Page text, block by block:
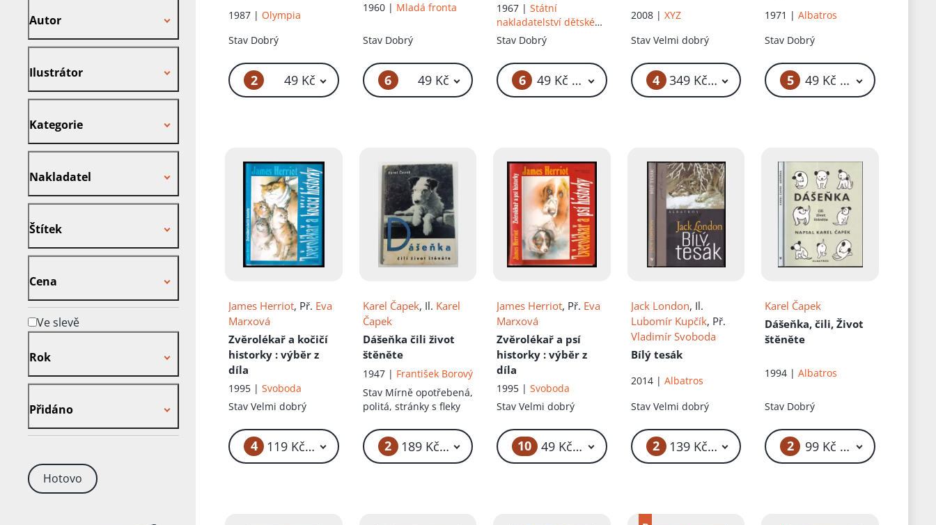
Autor
Ilustrátor
Kategorie
Nakladatel
Štítek
Cena
Ve slevě
Rok
Přidáno
Hotovo
1987 |Olympia
Stav Dobrý
2 49 Kč
1960 | Mladá fronta
Stav Dobrý
6 49 Kč
1967 |Státní
nakladatelství dětské
knihy
Stav Dobrý
6 49 Kč – 59 Kč
2008 | XYZ
Stav Velmi dobrý
4 349 Kč – 499 Kč
1971 |Albatros
Stav Dobrý
5 49 Kč – 59 Kč
James Herriot, Př. Eva
Marxová
Zvěrolékař a kočičí
historky : výběr z
díla
1995 |Svoboda
StavVelmi dobrý
4 119 Kč – 129 Kč
Karel Čapek, Il. Karel
Čapek
Dášeňka čili život
štěněte
1947 | František Borový
Stav Mírně opotřebená,
politá, stránky s fleky
2 189 Kč – 259 Kč
James Herriot, Př. Eva
Marxová
Zvěrolékař a psí
historky : výběr z
díla
1995 |Svoboda
StavVelmi dobrý
10 49 Kč – 79 Kč
Jack London, Il.
Lubomír Kupčík, Př.
Vladimír Svoboda
Bílý tesák
2014 | Albatros
Stav Velmi dobrý
2 139 Kč – 169 Kč
Karel Čapek
Dášeňka, čili, Život
štěněte
1994 |Albatros
Stav Dobrý
2 99 Kč – 119 Kč